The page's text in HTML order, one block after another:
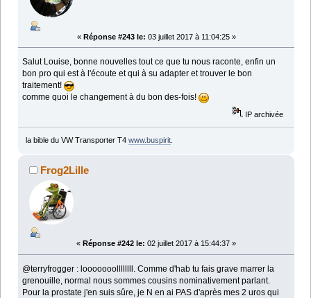
« Réponse #243 le: 03 juillet 2017 à 11:04:25 »
Salut Louise, bonne nouvelles tout ce que tu nous raconte, enfin un
bon pro qui est à l'écoute et qui à su adapter et trouver le bon
traitement!
comme quoi le changement à du bon des-fois!
IP archivée
la bible du VW Transporter T4 www.buspirit.
Frog2Lille
« Réponse #242 le: 02 juillet 2017 à 15:44:37 »
@terryfrogger : looooooollllllll. Comme d'hab tu fais grave marrer la
grenouille, normal nous sommes cousins nominativement parlant.
Pour la prostate j'en suis sûre, je N en ai PAS d'après mes 2 uros qui